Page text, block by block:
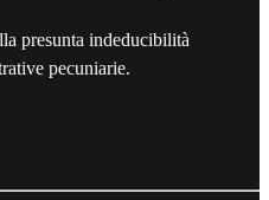
presunta indeducibilità
pecuniarie.